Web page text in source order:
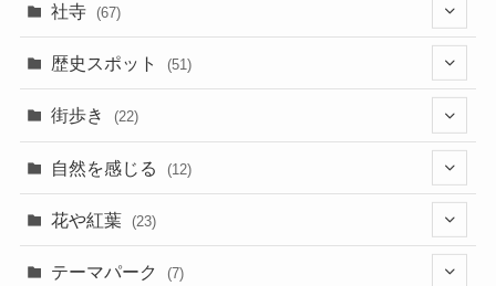
社寺 (67)
(33)
(18)
(4)
歴史スポット (51)
(2)
(22)
(10)
街歩き (22)
(13)
(5)
自然を感じる (12)
(2)
(4)
花や紅葉 (23)
(17)
テーマパーク (7)